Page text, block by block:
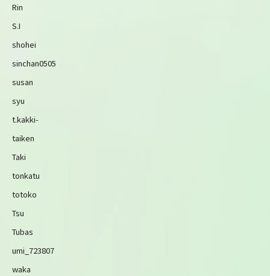
Rin
S.I
shohei
sinchan0505
susan
syu
t.kakki-
taiken
Taki
tonkatu
totoko
Tsu
Tubas
umi_723807
waka